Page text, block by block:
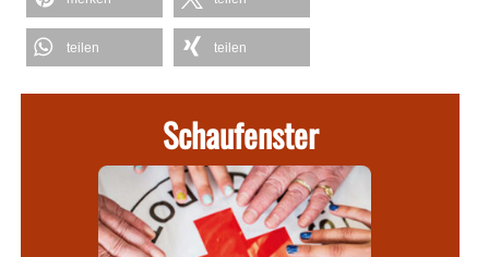
teilen teilen
Schaufenster